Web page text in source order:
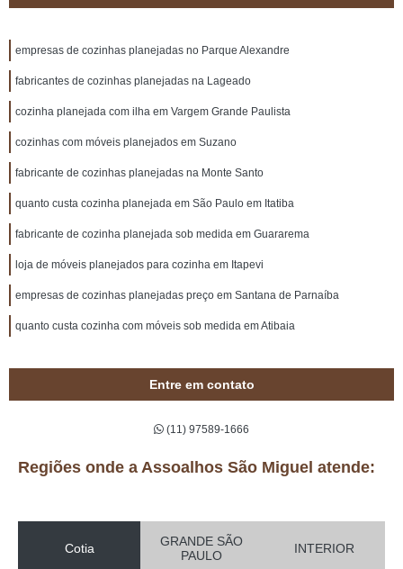
empresas de cozinhas planejadas no Parque Alexandre
fabricantes de cozinhas planejadas na Lageado
cozinha planejada com ilha em Vargem Grande Paulista
cozinhas com móveis planejados em Suzano
fabricante de cozinhas planejadas na Monte Santo
quanto custa cozinha planejada em São Paulo em Itatiba
fabricante de cozinha planejada sob medida em Guararema
loja de móveis planejados para cozinha em Itapevi
empresas de cozinhas planejadas preço em Santana de Parnaíba
quanto custa cozinha com móveis sob medida em Atibaia
Entre em contato
(11) 97589-1666
Regiões onde a Assoalhos São Miguel atende:
Cotia
GRANDE SÃO
PAULO
INTERIOR